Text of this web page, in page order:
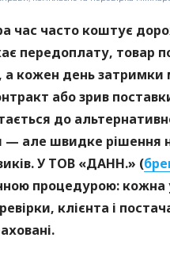
час часто коштує
передоплату, товар
а кожен день затримки
або зрив
до
— але швидке рішення
У ТОВ «ДАНН.» (
процедурою: кожна
клієнта і